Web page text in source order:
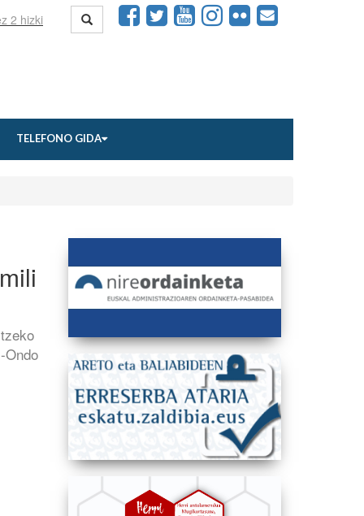
TELEFONO GIDA
Ondo